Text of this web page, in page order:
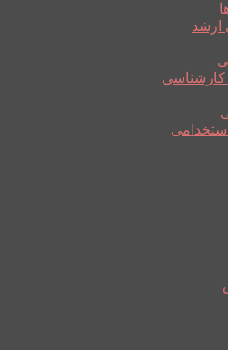
ارشد
کارشناسی